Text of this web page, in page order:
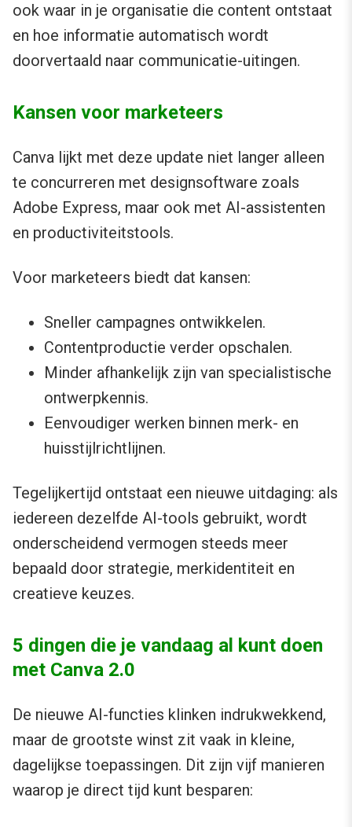
ook waar in je organisatie die content ontstaat
en hoe informatie automatisch wordt
doorvertaald naar communicatie-uitingen.
Kansen voor marketeers
Canva lijkt met deze update niet langer alleen
te concurreren met designsoftware zoals
Adobe Express, maar ook met AI-assistenten
en productiviteitstools.
Voor marketeers biedt dat kansen:
Sneller campagnes ontwikkelen.
Contentproductie verder opschalen.
Minder afhankelijk zijn van specialistische
ontwerpkennis.
Eenvoudiger werken binnen merk- en
huisstijlrichtlijnen.
Tegelijkertijd ontstaat een nieuwe uitdaging: als
iedereen dezelfde AI-tools gebruikt, wordt
onderscheidend vermogen steeds meer
bepaald door strategie, merkidentiteit en
creatieve keuzes.
5 dingen die je vandaag al kunt doen
met Canva 2.0
De nieuwe AI-functies klinken indrukwekkend,
maar de grootste winst zit vaak in kleine,
dagelijkse toepassingen. Dit zijn vijf manieren
waarop je direct tijd kunt besparen: